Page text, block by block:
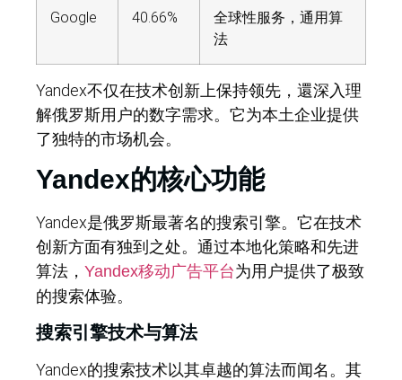
Google 40.66%
全球性服务，通用算
法
Yandex不仅在技术创新上保持领先，還深入理
解俄罗斯用户的数字需求。它为本土企业提供
了独特的市场机会。
Yandex的核心功能
Yandex是俄罗斯最著名的搜索引擎。它在技术
创新方面有独到之处。通过本地化策略和先进
算法， Yandex移动广告平台为用户提供了极致
的搜索体验。
搜索引擎技术与算法
Yandex的搜索技术以其卓越的算法而闻名。其